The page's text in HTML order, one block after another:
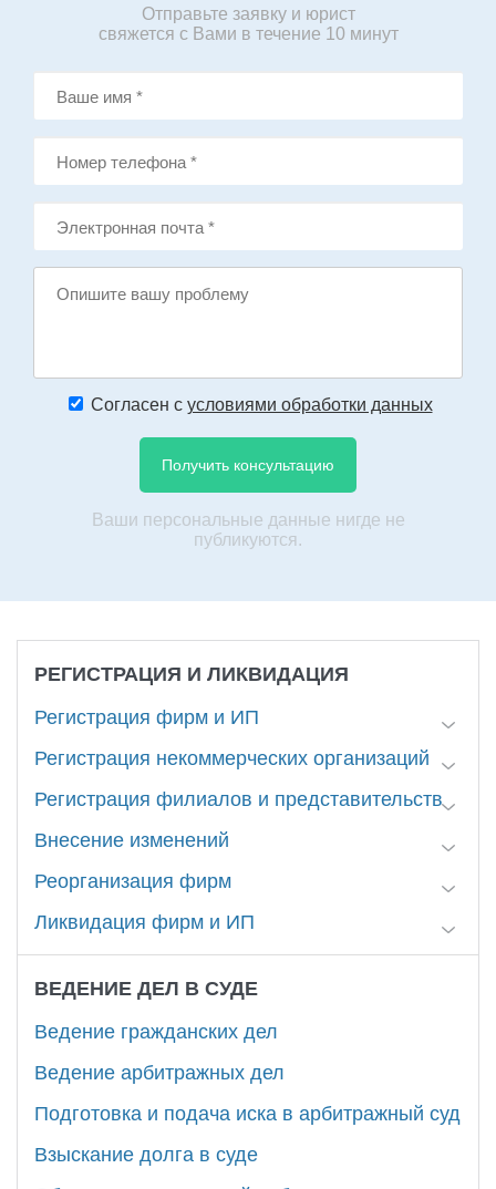
Отправьте заявку и юрист
свяжется с Вами в течение 10 минут
Согласен с условиями обработки данных
Ваши персональные данные нигде не
публикуются.
РЕГИСТРАЦИЯ И ЛИКВИДАЦИЯ
Регистрация фирм и ИП
Регистрация некоммерческих организаций
Регистрация филиалов и представительств
Внесение изменений
Реорганизация фирм
Ликвидация фирм и ИП
ВЕДЕНИЕ ДЕЛ В СУДЕ
Ведение гражданских дел
Ведение арбитражных дел
Подготовка и подача иска в арбитражный суд
Взыскание долга в суде